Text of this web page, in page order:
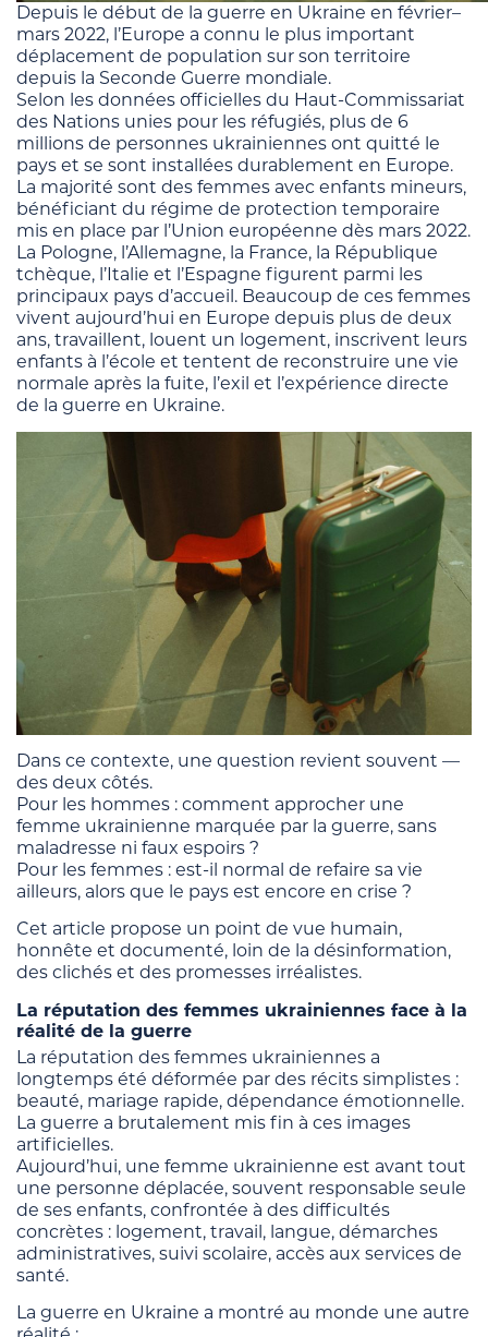
Depuis le début de la guerre en Ukraine en février–
mars 2022, l’Europe a connu le plus important
déplacement de population sur son territoire
depuis la Seconde Guerre mondiale.
Selon les données officielles du Haut-Commissariat
des Nations unies pour les réfugiés, plus de 6
millions de personnes ukrainiennes ont quitté le
pays et se sont installées durablement en Europe.
La majorité sont des femmes avec enfants mineurs,
bénéficiant du régime de protection temporaire
mis en place par l’Union européenne dès mars 2022.
La Pologne, l’Allemagne, la France, la République
tchèque, l’Italie et l’Espagne figurent parmi les
principaux pays d’accueil. Beaucoup de ces femmes
vivent aujourd’hui en Europe depuis plus de deux
ans, travaillent, louent un logement, inscrivent leurs
enfants à l’école et tentent de reconstruire une vie
normale après la fuite, l’exil et l’expérience directe
de la guerre en Ukraine.
Dans ce contexte, une question revient souvent —
des deux côtés.
Pour les hommes : comment approcher une
femme ukrainienne marquée par la guerre, sans
maladresse ni faux espoirs ?
Pour les femmes : est-il normal de refaire sa vie
ailleurs, alors que le pays est encore en crise ?
Cet article propose un point de vue humain,
honnête et documenté, loin de la désinformation,
des clichés et des promesses irréalistes.
La réputation des femmes ukrainiennes face à la
réalité de la guerre
La réputation des femmes ukrainiennes a
longtemps été déformée par des récits simplistes :
beauté, mariage rapide, dépendance émotionnelle.
La guerre a brutalement mis fin à ces images
artificielles.
Aujourd’hui, une femme ukrainienne est avant tout
une personne déplacée, souvent responsable seule
de ses enfants, confrontée à des difficultés
concrètes : logement, travail, langue, démarches
administratives, suivi scolaire, accès aux services de
santé.
La guerre en Ukraine a montré au monde une autre